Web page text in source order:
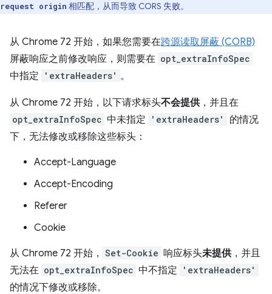
request origin 相匹配，从而导致 CORS 失败。
从 Chrome 72 开始，如果您需要在跨源读取屏蔽 (CORB)
屏蔽响应之前修改响应，则需要在 opt_extraInfoSpec
中指定 'extraHeaders' 。
从 Chrome 72 开始，以下请求标头不会提供 ，并且在
opt_extraInfoSpec 中未指定 'extraHeaders'
的情况
下，无法修改或移除这些标头：
Accept-Language
Accept-Encoding
Referer
Cookie
从 Chrome 72 开始， Set-Cookie 响应标头未提供 ，并且
无法在 opt_extraInfoSpec 中不指定 'extraHeaders'
的情况下修改或移除。